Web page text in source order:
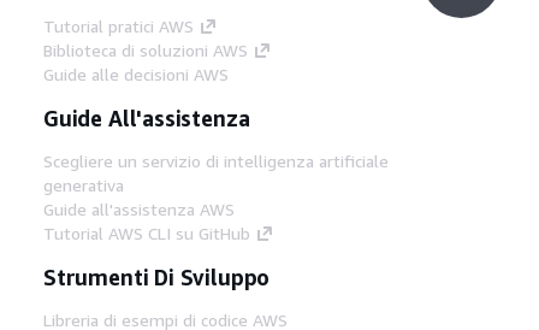
Tutorial pratici AWS
Biblioteca di soluzioni AWS
Guide alle decisioni AWS
Guide All'assistenza
Scegliere un servizio di intelligenza artificiale
generativa
Guide all'assistenza AWS
Tutorial AWS CLI su GitHub
Strumenti Di Sviluppo
Libreria di esempi di codice AWS